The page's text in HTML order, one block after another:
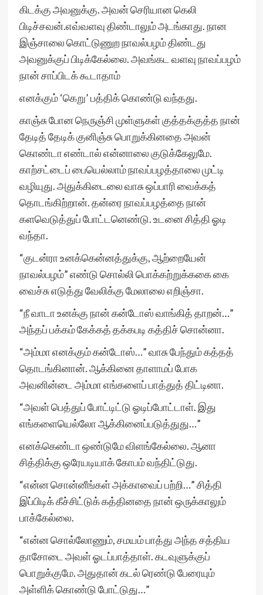
கிடக்கு அவனுக்கு. அவன் செரியான கெலி
பிடிச்சவன்.எவ்வளவு திண்டாலும் அடங்காது. நான
இஞ்சாலை கொட்டுணுற நாவல்பழம் திண்டது
அவனுக்குப் பிடிக்கேல்லை. அவங்கட வளவு நாவப்பழம்
நான் சாப்பிடக் கூடாதாம்
எனக்கும் ‘கெறு’ பத்திக் கொண்டு வந்தது.
காஞ்சு போன நெருஞ்சி முள்ளுகள் குத்தக்குத்த நான்
தேடித் தேடிக் குனிஞ்சு பொறுக்கினதை அவன்
கொண்டா எண்டால் என்னாலை குடுக்கேலுமே.
காற்சட்டைப் பையெல்லாம் நாவப்பழத்தாலை முட்டி
வழியுது. அதுக்கிடைலை வாசு ஒப்பாரி வைக்கத்
தொடங்கிற்றான். தன்ரை நாவப்பழத்தை நான்
களவெடுத்துப் போட்டனெண்டு. உடனை சித்தி ஓடி
வந்தா.
“குடன்ரா உனக்கென்னத்துக்கு, ஆற்றையேன்
நாவல்பழம்” எண்டு சொல்லி பொக்கற்றுக்ககை கை
வைச்சு எடுத்து வேலிக்கு மேலாலை எறிஞ்சா.
“நீ வாடா உனக்கு நான் கன்டோஸ் வாங்கித் தாறன்…”
அந்தப் பக்கம் கேக்கத் தக்கபடி கத்திச் சொன்னா.
“அம்மா எனக்கும் கன்டோஸ்…” வாசு பேந்தும் கத்தத்
தொடங்கினான். ஆக்கினை தாளாமப் போக
அவனின்டை அம்மா எங்களைப் பாத்துத் திட்டினா.
“அவள் பெத்துப் போட்டிட்டு ஓடிப்போட்டாள். இது
எங்களையெல்லோ ஆக்கினைப்படுத்துது…”
எனக்கெண்டா ஒண்டுமே விளங்கேல்லை. ஆனா
சித்திக்கு ஒரேயடியாக் கோபம் வந்திட்டுது.
“என்ன சொன்னீங்கள் அக்காவைப் பற்றி…” சித்தி
இப்பிடிக் கீச்சிட்டுக் கத்தினதை நான் ஒருக்காலும்
பாக்கேல்லை.
“என்ன சொல்லோணும், சமயம் பாத்து அந்த சத்திய
தாசோடை அவள் ஓடப்பாத்தாள். கடவுளுக்குப்
பொறுக்குமே. அதுதான் கடல் ரெண்டு பேரையும்
அள்ளிக் கொண்டு போட்டுது…”